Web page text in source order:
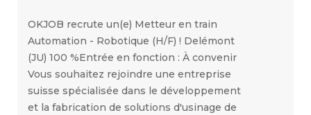
OKJOB recrute un(e) Metteur en train
Automation - Robotique (H/F) ! Delémont
(JU) 100 %Entrée en fonction : À convenir
Vous souhaitez rejoindre une entreprise
suisse spécialisée dans le développement
et la fabrication de solutions d'usinage de